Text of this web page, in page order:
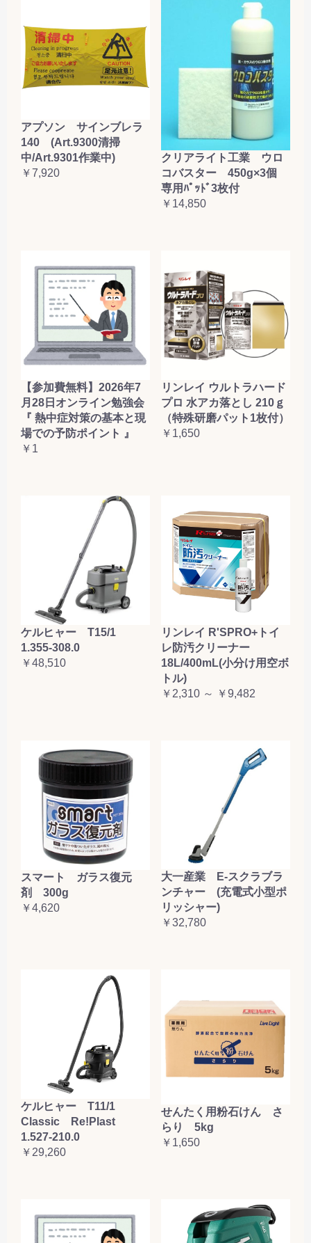
アプソン サインブレラ
140 (Art.9300清掃
中/Art.9301作業中)
￥7,920
クリアライト工業 ウロ
コバスター 450g×3個
専用ﾊﾟｯﾄﾞ3枚付
￥14,850
【参加費無料】2026年7
月28日オンライン勉強会
『 熱中症対策の基本と現
場での予防ポイント 』
￥1
リンレイ ウルトラハード
プロ 水アカ落とし 210ｇ
（特殊研磨パット1枚付）
￥1,650
ケルヒャー T15/1
1.355-308.0
￥48,510
リンレイ R'SPRO+トイ
レ防汚クリーナー
18L/400mL(小分け用空ボ
トル)
￥2,310 ～ ￥9,482
スマート ガラス復元
剤 300g
￥4,620
大一産業 E-スクラブラ
ンチャー (充電式小型ポ
リッシャー)
￥32,780
ケルヒャー T11/1
Classic Re!Plast
1.527-210.0
￥29,260
せんたく用粉石けん さ
らり 5kg
￥1,650